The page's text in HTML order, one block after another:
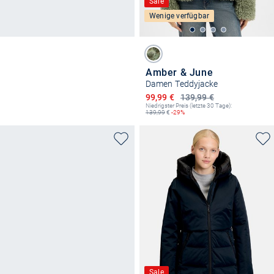
Wenige verfügbar
Amber & June
Damen Teddyjacke
139,99 €
Ermäßigter Preis
99,99 €
Niedrigster Preis (letzte 30 Tage):
139,99€ -29%
Sale